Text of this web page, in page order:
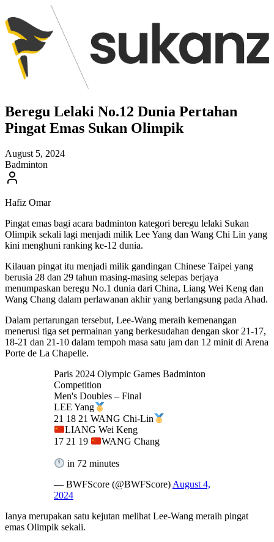
Beregu Lelaki No.12 Dunia Pertahan
Pingat Emas Sukan Olimpik
August 5, 2024
Badminton
Hafiz Omar
Pingat emas bagi acara badminton kategori beregu lelaki Sukan
Olimpik sekali lagi menjadi milik Lee Yang dan Wang Chi Lin yang
kini menghuni ranking ke-12 dunia.
Kilauan pingat itu menjadi milik gandingan Chinese Taipei yang
berusia 28 dan 29 tahun masing-masing selepas berjaya
menumpaskan beregu No.1 dunia dari China, Liang Wei Keng dan
Wang Chang dalam perlawanan akhir yang berlangsung pada Ahad.
Dalam pertarungan tersebut, Lee-Wang meraih kemenangan
menerusi tiga set permainan yang berkesudahan dengan skor 21-17,
18-21 dan 21-10 dalam tempoh masa satu jam dan 12 minit di Arena
Porte de La Chapelle.
Paris 2024 Olympic Games Badminton
Competition
Men's Doubles – Final
LEE Yang
21 18 21 WANG Chi-Lin
LIANG Wei Keng
17 21 19
WANG Chang
in 72 minutes
— BWFScore (@BWFScore)August 4,
2024
Ianya merupakan satu kejutan melihat Lee-Wang meraih pingat
emas Olimpik sekali.